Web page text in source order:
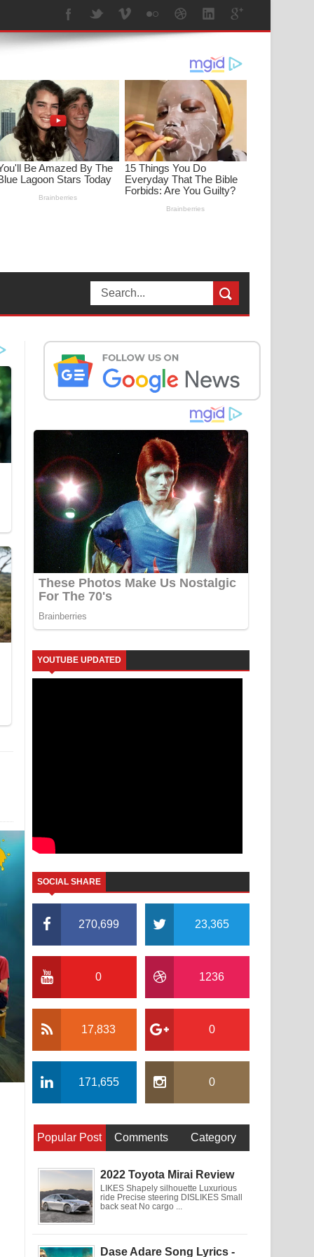
YOUTUBE UPDATED
SOCIAL SHARE
270,699 23,365
0 1236
17,833 0
171,655 0
Popular Post Comments Category
2022 Toyota Mirai Review
LIKES Shapely silhouette Luxurious
ride Precise steering DISLIKES Small
back seat No cargo ...
Dase Adare Song Lyrics -